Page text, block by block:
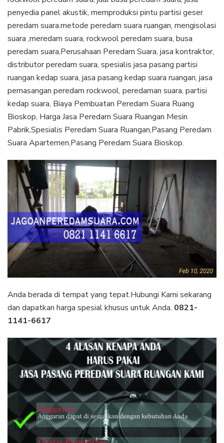
penyedia panel akustik, memproduksi pintu partisi geser
peredam suara.metode peredam suara ruangan, mengisolasi
suara ,meredam suara, rockwool peredam suara, busa
peredam suara,Perusahaan Peredam Suara, jasa kontraktor,
distributor peredam suara, spesialis jasa pasang partisi
ruangan kedap suara, jasa pasang kedap suara ruangan, jasa
pemasangan peredam rockwool, peredaman suara, partisi
kedap suara, Biaya Pembuatan Peredam Suara Ruang
Bioskop, Harga Jasa Peredam Suara Ruangan Mesin
Pabrik,Spesialis Peredam Suara Ruangan,Pasang Peredam
Suara Apartemen,Pasang Peredam Suara Bioskop.
Anda berada di tempat yang tepat.Hubungi Kami sekarang
dan dapatkan harga spesial khusus untuk Anda. 0821-
1141-6617